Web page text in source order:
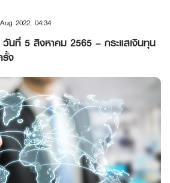
2022, 04:34
นที่ 5 สิงหาคม 2565 – กระแสเงินทุน
รั้ง